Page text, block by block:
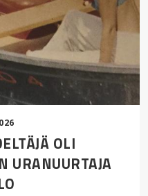
OLI
URANUURTAJA